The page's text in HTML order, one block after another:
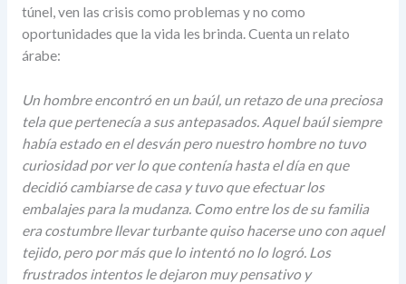
túnel, ven las crisis como problemas y no como
oportunidades que la vida les brinda. Cuenta un relato
árabe:
Un hombre encontró en un baúl, un retazo de una preciosa
tela que pertenecía a sus antepasados. Aquel baúl siempre
había estado en el desván pero nuestro hombre no tuvo
curiosidad por ver lo que contenía hasta el día en que
decidió cambiarse de casa y tuvo que efectuar los
embalajes para la mudanza. Como entre los de su familia
era costumbre llevar turbante quiso hacerse uno con aquel
tejido, pero por más que lo intentó no lo logró. Los
frustrados intentos le dejaron muy pensativo y